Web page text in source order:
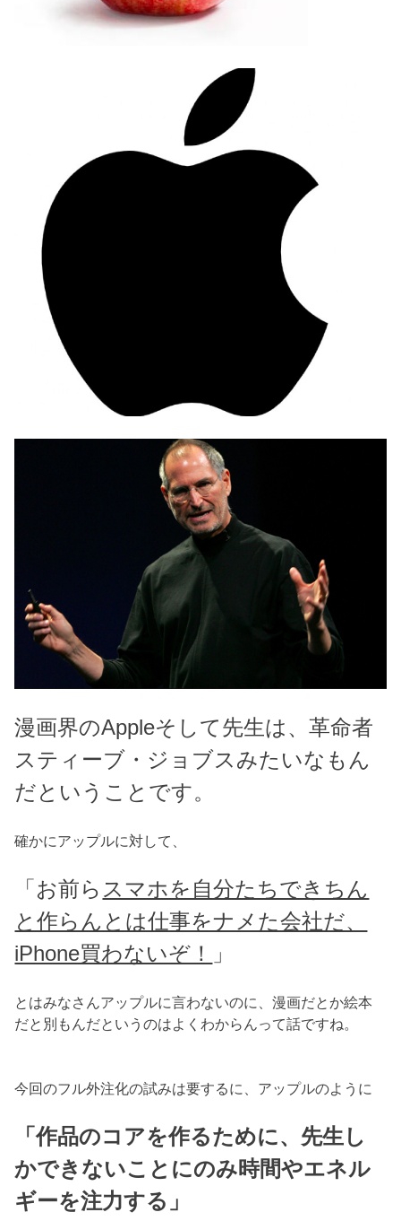
漫画界のAppleそして先生は、革命者
スティーブ・ジョブスみたいなもん
だということです。
確かにアップルに対して、
「お前ら スマホを自分たちできちん
と作らんとは仕事をナメた会社だ、
iPhone買わないぞ！
」
とはみなさんアップルに言わないのに、漫画だとか絵本
だと別もんだというのはよくわからんって話ですね。
今回のフル外注化の試みは要するに、アップルのように
「作品のコアを作るために、先生し
かできないことにのみ時間やエネル
ギーを注力する」